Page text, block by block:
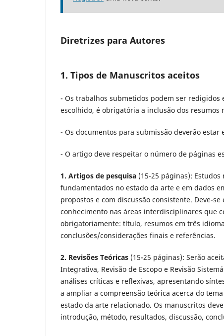
Diretrizes para Autores
1. Tipos de Manuscritos aceitos
- Os trabalhos submetidos podem ser
escolhido, é obrigatória a inclusão dos resumos
- Os documentos para submissão deverão
- O artigo deve respeitar o número de páginas
1. Artigos de pesquisa (15-25 páginas):
fundamentados no estado da arte e em dados
propostos e com discussão consistente. Deve-
conhecimento nas áreas interdisciplinares que
obrigatoriamente: título, resumos em três
conclusões/considerações finais e referências.
2. Revisões Teóricas (15-25 páginas): Serão
Integrativa, Revisão de Escopo e Revisão
análises críticas e reflexivas, apresentando
a ampliar a compreensão teórica acerca do
estado da arte relacionado. Os manuscritos
introdução, método, resultados, discussão,